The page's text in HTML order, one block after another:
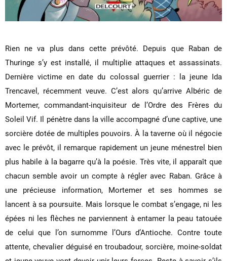
Rien ne va plus dans cette prévôté. Depuis que Raban de
Thuringe s’y est installé, il multiplie attaques et assassinats.
Dernière victime en date du colossal guerrier : la jeune Ida
Trencavel, récemment veuve. C’est alors qu’arrive Albéric de
Mortemer, commandant-inquisiteur de l’Ordre des Frères du
Soleil Vif. Il pénètre dans la ville accompagné d’une captive, une
sorcière dotée de multiples pouvoirs. À la taverne où il négocie
avec le prévôt, il remarque rapidement un jeune ménestrel bien
plus habile à la bagarre qu’à la poésie. Très vite, il apparaît que
chacun semble avoir un compte à régler avec Raban. Grâce à
une précieuse information, Mortemer et ses hommes se
lancent à sa poursuite. Mais lorsque le combat s’engage, ni les
épées ni les flèches ne parviennent à entamer la peau tatouée
de celui que l’on surnomme l’Ours d’Antioche. Contre toute
attente, chevalier déguisé en troubadour, sorcière, moine-soldat